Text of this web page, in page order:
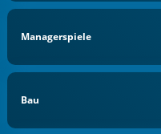
Managerspiele
Bau